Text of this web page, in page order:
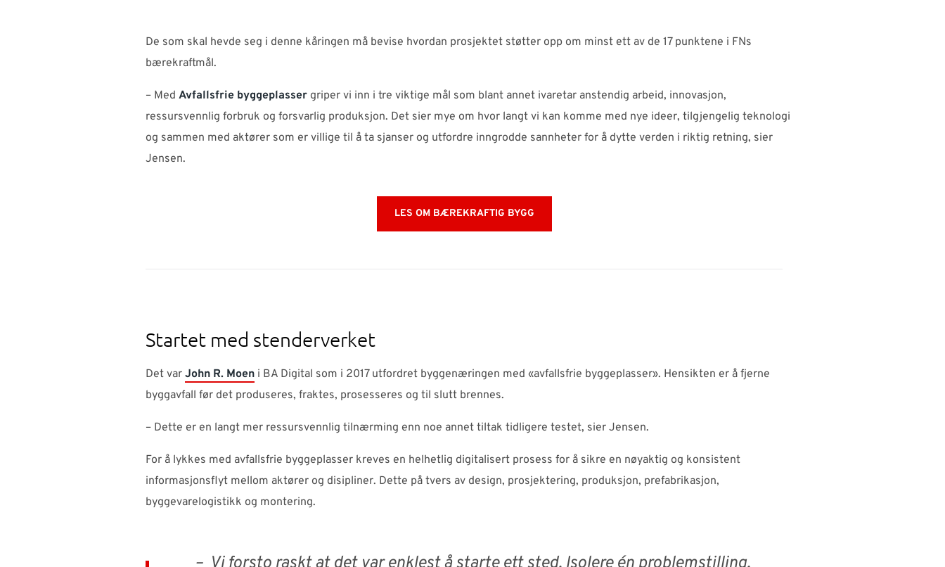
De som skal hevde seg i denne kåringen må bevise hvordan prosjektet støtter opp om minst ett av de 17 punktene i FNs
bærekraftmål.
– Med Avfallsfrie byggeplasser griper vi inn i tre viktige mål som blant annet ivaretar anstendig arbeid, innovasjon,
ressursvennlig forbruk og forsvarlig produksjon. Det sier mye om hvor langt vi kan komme med nye ideer, tilgjengelig teknologi
og sammen med aktører som er villige til å ta sjanser og utfordre inngrodde sannheter for å dytte verden i riktig retning, sier
Jensen.
LES OM BÆREKRAFTIG BYGG
Startet med stenderverket
Det var John R. Moen i BA Digital som i 2017 utfordret byggenæringen med «avfallsfrie byggeplasser». Hensikten er å fjerne
byggavfall før det produseres, fraktes, prosesseres og til slutt brennes.
– Dette er en langt mer ressursvennlig tilnærming enn noe annet tiltak tidligere testet, sier Jensen.
For å lykkes med avfallsfrie byggeplasser kreves en helhetlig digitalisert prosess for å sikre en nøyaktig og konsistent
informasjonsflyt mellom aktører og disipliner. Dette på tvers av design, prosjektering, produksjon, prefabrikasjon,
byggevarelogistikk og montering.